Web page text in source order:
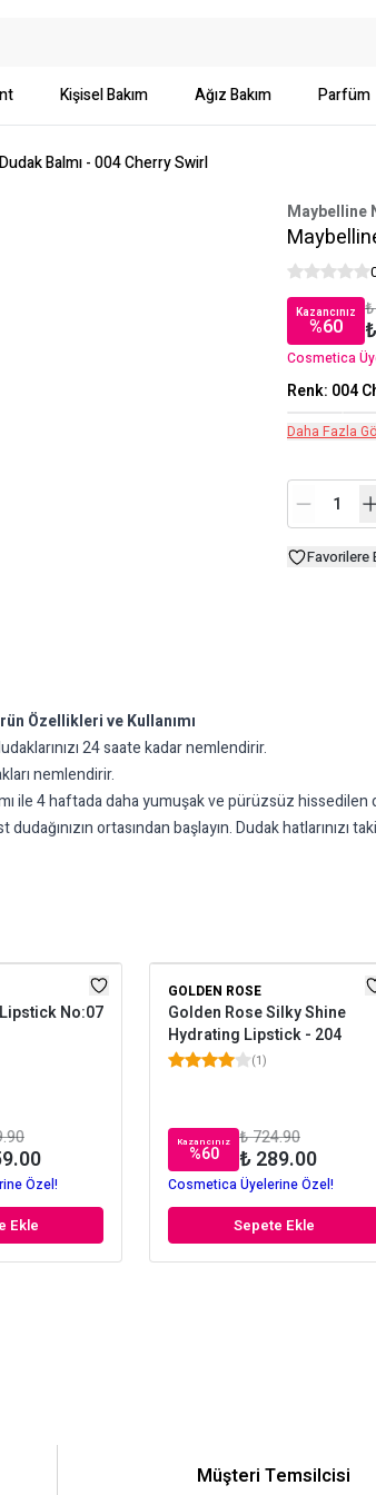
Kişisel Bakım Ağız Bakım Parfüm
Balmı - 004 Cherry Swirl
Maybelline
Kazancınız
%60
Cosmetica
Renk: 004
Daha Fazla
Favorilere
Özellikleri ve Kullanımı
24 saate kadar nemlendirir.
nemlendirir.
ile 4 haftada daha yumuşak ve pürüzsüz
ortasından başlayın. Dudak hatlarınızı
No:07
Özel!
Ekle
GOLDEN ROSE
Golden Rose Silky Shine
Hydrating Lipstick - 204
(1)
Kazancınız
%60
₺ 724.90
₺ 289.00
Cosmetica Üyelerine Özel!
Sepete Ekle
Müşteri Temsilcisi